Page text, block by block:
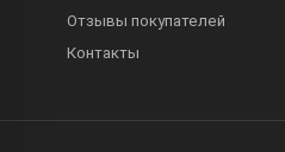
Отзывы покупателей
Контакты